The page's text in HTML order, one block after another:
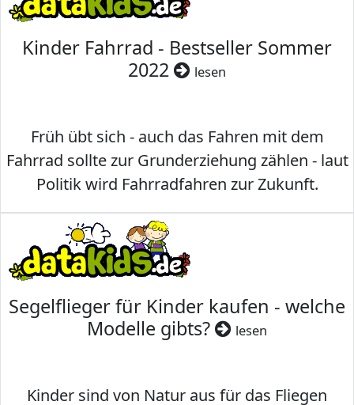
Kinder Fahrrad - Bestseller Sommer
2022
lesen
Früh übt sich - auch das Fahren mit dem
Fahrrad sollte zur Grunderziehung zählen - laut
Politik wird Fahrradfahren zur Zukunft.
Segelflieger für Kinder kaufen - welche
Modelle gibts?
lesen
Kinder sind von Natur aus für das Fliegen